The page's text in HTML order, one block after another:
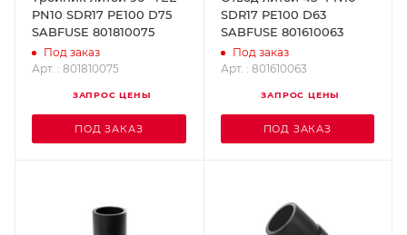
PN10 SDR17 PE100 D75
SABFUSE 801810075
Под заказ
Арт. : 801810075
ЗАПРОС ЦЕНЫ
ПОД ЗАКАЗ
SDR17 PE100 D63
SABFUSE 801610063
Под заказ
Арт. : 801610063
ЗАПРОС ЦЕНЫ
ПОД ЗАКАЗ